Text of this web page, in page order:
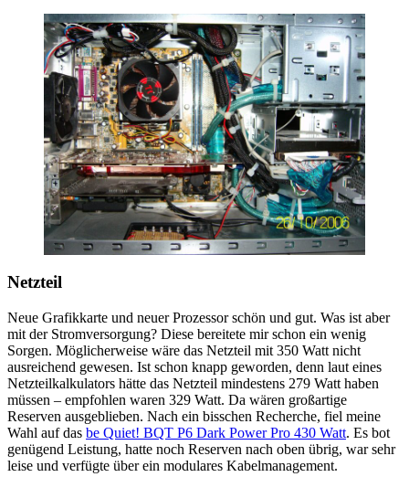
Netzteil
Neue Grafikkarte und neuer Prozessor schön und gut. Was ist aber
mit der Stromversorgung? Diese bereitete mir schon ein wenig
Sorgen. Möglicherweise wäre das Netzteil mit 350 Watt nicht
ausreichend gewesen. Ist schon knapp geworden, denn laut eines
Netzteilkalkulators hätte das Netzteil mindestens 279 Watt haben
müssen – empfohlen waren 329 Watt. Da wären großartige
Reserven ausgeblieben. Nach ein bisschen Recherche, fiel meine
Wahl auf das be Quiet! BQT P6 Dark Power Pro 430 Watt. Es bot
genügend Leistung, hatte noch Reserven nach oben übrig, war sehr
leise und verfügte über ein modulares Kabelmanagement.